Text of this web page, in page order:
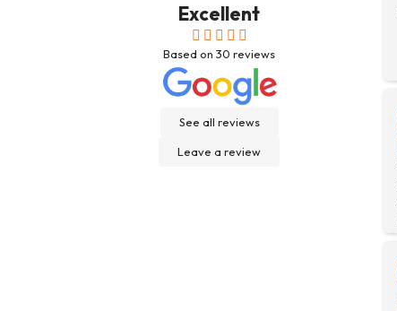
Excellent
Based on 30 reviews
See all reviews
Leave a review